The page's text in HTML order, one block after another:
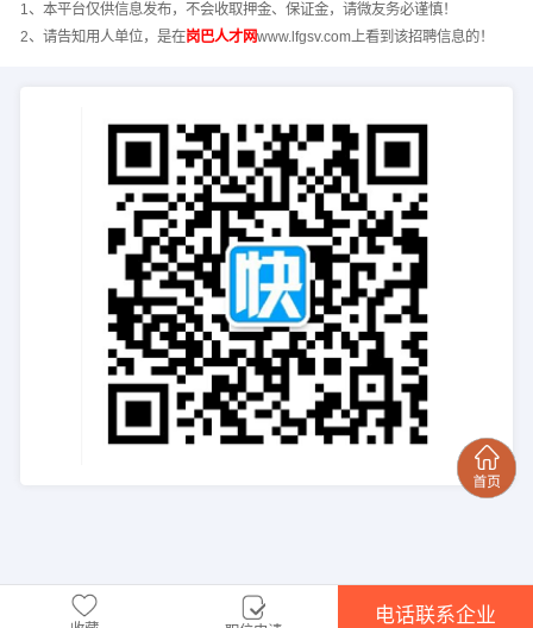
1、本平台仅供信息发布，不会收取押金、保证金，请微友务必谨慎！
2、请告知用人单位，是在岗巴人才网www.lfgsv.com上看到该招聘信息的！
电话联系企业